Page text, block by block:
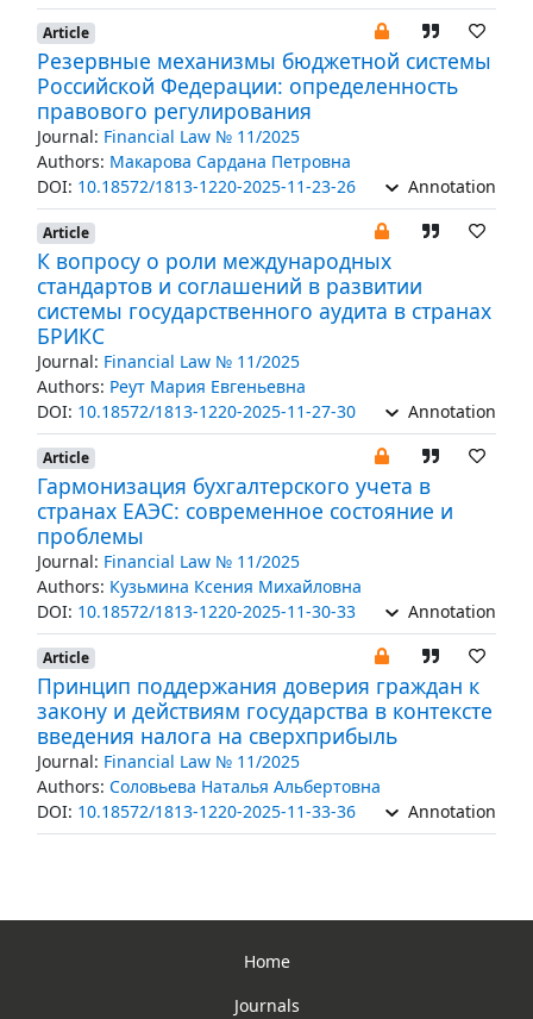
Article
Резервные механизмы бюджетной системы
Российской Федерации: определенность
правового регулирования
Journal: Financial Law № 11/2025
Authors: Макарова Сардана Петровна
DOI: 10.18572/1813-1220-2025-11-23-26 Annotation
Article
К вопросу о роли международных
стандартов и соглашений в развитии
системы государственного аудита в странах
БРИКС
Journal: Financial Law № 11/2025
Authors: Реут Мария Евгеньевна
DOI: 10.18572/1813-1220-2025-11-27-30 Annotation
Article
Гармонизация бухгалтерского учета в
странах ЕАЭС: современное состояние и
проблемы
Journal: Financial Law № 11/2025
Authors: Кузьмина Ксения Михайловна
DOI: 10.18572/1813-1220-2025-11-30-33 Annotation
Article
Принцип поддержания доверия граждан к
закону и действиям государства в контексте
введения налога на сверхприбыль
Journal: Financial Law № 11/2025
Authors: Соловьева Наталья Альбертовна
DOI: 10.18572/1813-1220-2025-11-33-36 Annotation
Home
Journals